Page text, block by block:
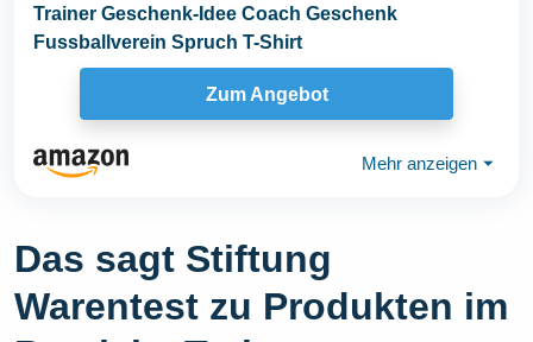
Trainer Geschenk-Idee Coach Geschenk
Fussballverein Spruch T-Shirt
Zum Angebot
Mehr anzeigen ⏷
Das sagt Stiftung
Warentest zu Produkten im